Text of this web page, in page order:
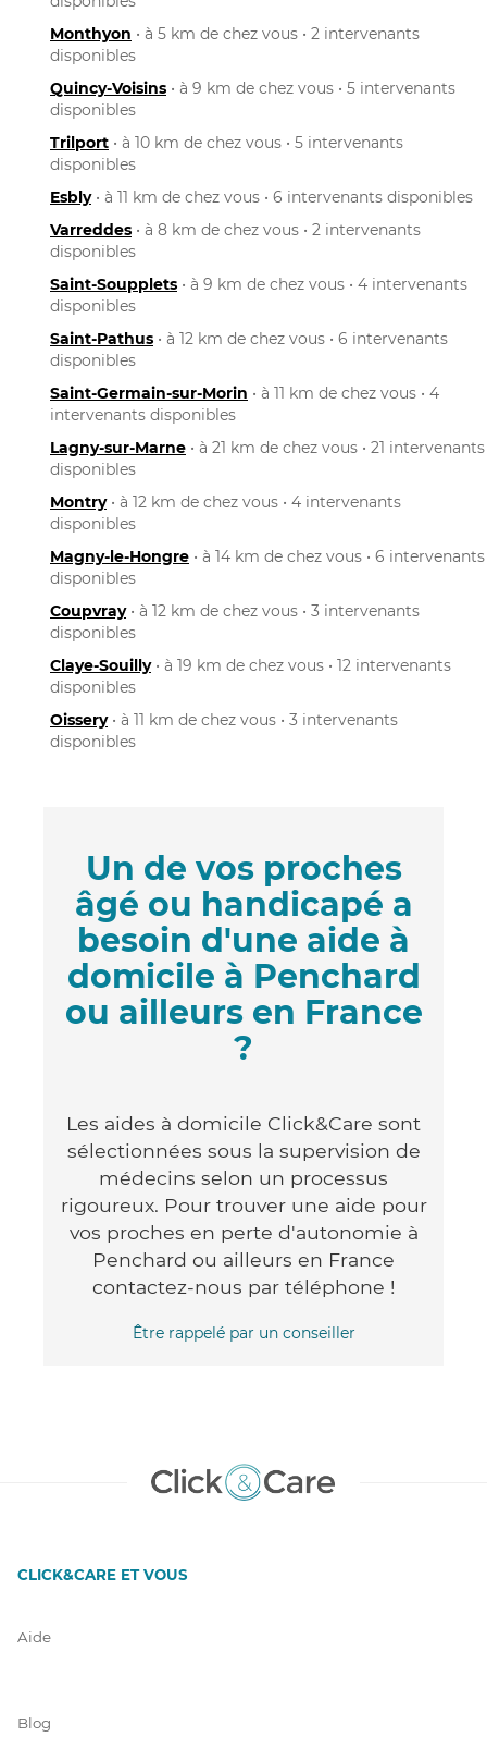
Monthyon • à 5 km de chez vous • 2 intervenants
disponibles
Quincy-Voisins • à 9 km de chez vous • 5 intervenants
disponibles
Trilport • à 10 km de chez vous • 5 intervenants
disponibles
Esbly• à 11 km de chez vous • 6 intervenants disponibles
Varreddes • à 8 km de chez vous • 2 intervenants
disponibles
Saint-Soupplets • à 9 km de chez vous • 4 intervenants
disponibles
Saint-Pathus • à 12 km de chez vous • 6 intervenants
disponibles
Saint-Germain-sur-Morin • à 11 km de chez vous • 4
intervenants disponibles
Lagny-sur-Marne • à 21 km de chez vous • 21 intervenants
disponibles
Montry• à 12 km de chez vous • 4 intervenants
disponibles
Magny-le-Hongre • à 14 km de chez vous • 6 intervenants
disponibles
Coupvray• à 12 km de chez vous • 3 intervenants
disponibles
Claye-Souilly• à 19 km de chez vous • 12 intervenants
disponibles
Oissery• à 11 km de chez vous • 3 intervenants
disponibles
Un de vos proches
âgé ou handicapé a
besoin d'une aide à
domicile à Penchard
ou ailleurs en France
?
Les aides à domicile Click&Care sont
sélectionnées sous la supervision de
médecins selon un processus
rigoureux. Pour trouver une aide pour
vos proches en perte d'autonomie à
Penchard ou ailleurs en France
contactez-nous par téléphone !
Être rappelé par un conseiller
CLICK&CARE ET VOUS
Aide
Blog